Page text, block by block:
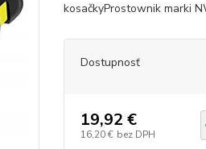
kosačkyProstownik marki
Dostupnosť
19,92 €
16,20 € bez DPH